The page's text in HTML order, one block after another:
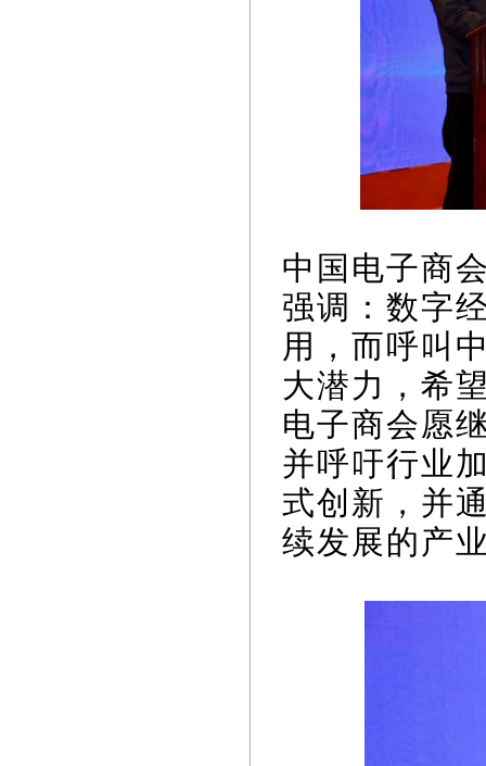
中国电子商
强调：数字
用，而呼叫
大潜力，希
电子商会愿
并呼吁行业
式创新，并
续发展的产